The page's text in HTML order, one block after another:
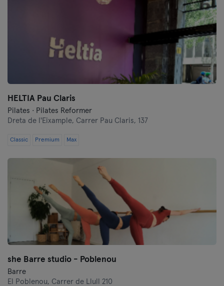
HELTIA Pau Claris
Pilates · Pilates Reformer
Dreta de l'Eixample, Carrer Pau Claris, 137
Classic Premium Max
she Barre studio - Poblenou
Barre
El Poblenou, Carrer de Llull 210